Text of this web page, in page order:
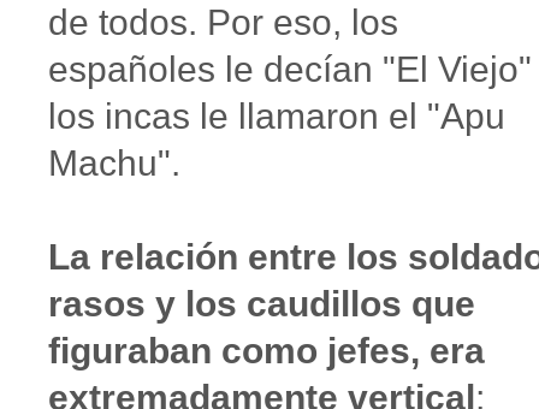
de todos. Por eso, los
españoles le decían "El Viejo"
los incas le llamaron el "Apu
Machu".
La relación entre los
rasos y los caudillos que
figuraban como jefes, era
extremadamente vertical;